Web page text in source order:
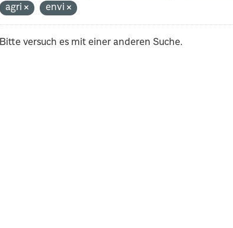
agri
envi
Bitte versuch es mit einer anderen Suche.